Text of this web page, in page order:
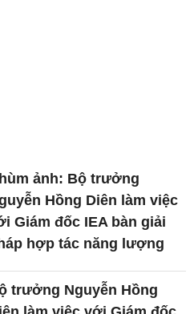
ảnh: Bộ trưởng
Hồng Diên làm việc
Giám đốc IEA bàn giải
hợp tác năng lượng
trưởng Nguyễn Hồng